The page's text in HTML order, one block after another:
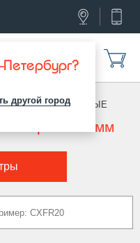
другой город
ДЛЯ ТРУБ /ОВАЛЬНЫЕ
36x18 мм